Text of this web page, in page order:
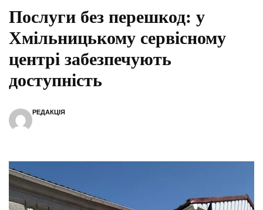
Послуги без перешкод: у
Хмільницькому сервісному
центрі забезпечують
доступність
РЕДАКЦІЯ